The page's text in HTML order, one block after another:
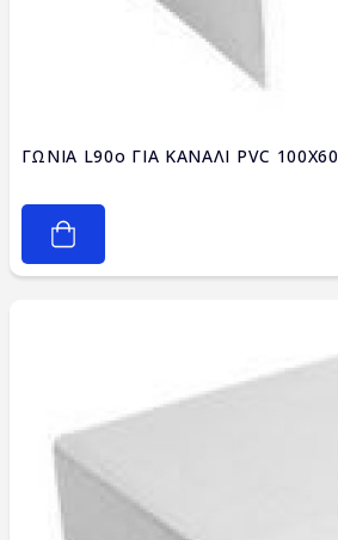
ΓΩΝΙΑ L90ο ΓΙΑ ΚΑΝΑΛΙ PVC 100X60